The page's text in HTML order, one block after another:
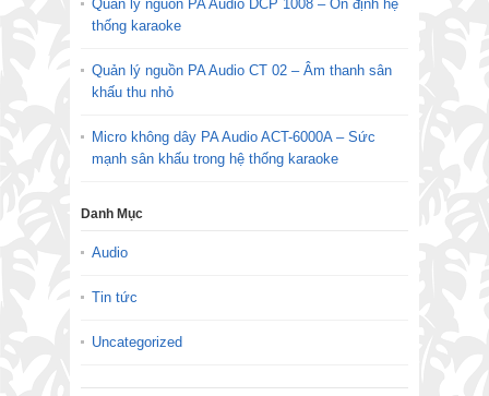
Quản lý nguồn PA Audio DCP 1008 – Ổn định hệ
thống karaoke
Quản lý nguồn PA Audio CT 02 – Âm thanh sân
khấu thu nhỏ
Micro không dây PA Audio ACT-6000A – Sức
mạnh sân khấu trong hệ thống karaoke
Danh Mục
Audio
Tin tức
Uncategorized